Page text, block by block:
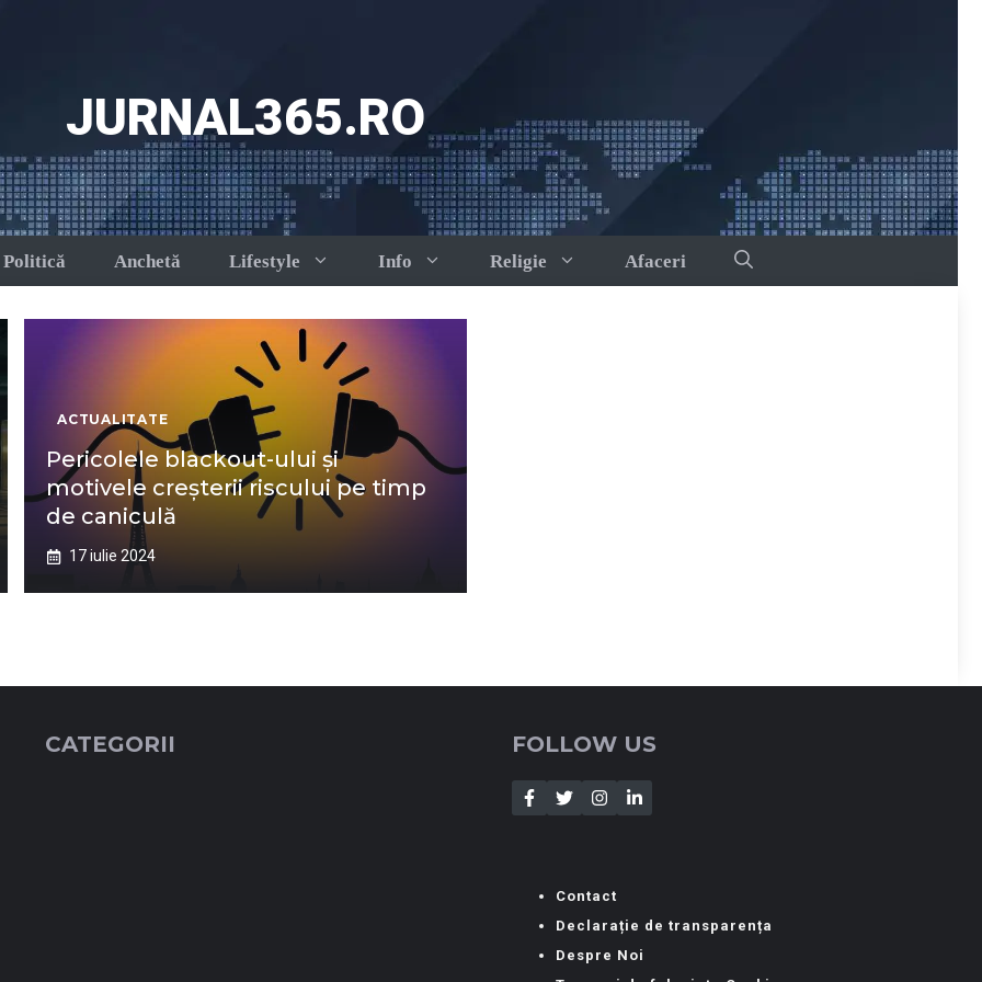
JURNAL365.RO
Politică Anchetă Lifestyle Info Religie Afaceri
ACTUALITATE
Pericolele blackout-ului și
motivele creșterii riscului pe timp
de caniculă
17 iulie 2024
CATEGORII FOLLOW US
Contact
Declarație de transparența
Despre Noi